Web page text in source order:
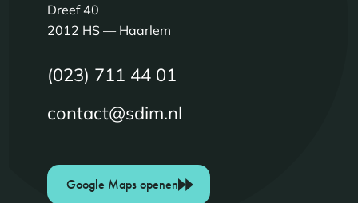
Dreef 40
2012 HS — Haarlem
(023) 711 44 01
contact@sdim.nl
Google Maps openen